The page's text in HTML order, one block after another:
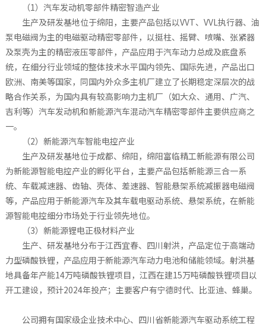
（1）汽车发动机零部件精密智造产业
生产及研发基地位于绵阳，主要产品包括以VVT、VVL执行器、油
泵电磁阀为主的电磁驱动精密零部件，以挺柱、摇臂、喷嘴、张紧器
及泵壳为主的精密液压零部件，产品应用于汽车动力总成及底盘系
统，在细分行业领域的整体技术水平国内领先、国际先进，产品出口
欧洲、南美等国家，同国内外众多主机厂建立了长期稳定深层次的战
略合作关系，为国内具有较高影响力主机厂（如大众、通用、广汽、
吉利等）汽车发动机和新能源汽车混动汽车精密零部件主要供应商之
一。
（2）新能源汽车智能电控产业
生产及研发基地位于成都、绵阳，绵阳富临精工新能源有限公司
为新能源智能电控产业的孵化平台，主要产品包括新能源三合一系
统、车载减速器、齿轴、壳体、差速器、智能悬架系统减振器电磁阀
等，产品应用于新能源汽车及其车载电驱动系统、悬架系统，在新能
源智能电控细分市场处于行业领先地位。
（3）新能源锂电正极材料产业
生产、研发基地分布于江西宜春、四川射洪，产品定位于高端动
力型磷酸铁锂，产品应用于新能源汽车动力电池和储能领域。射洪基
地具备年产能14万吨磷酸铁锂项目，江西在建15万吨磷酸铁锂项目以
开工建设，预计2024年投产；主要客户有宁德时代、比亚迪、蜂巢。
公司拥有国家级企业技术中心、四川省新能源汽车驱动系统工程